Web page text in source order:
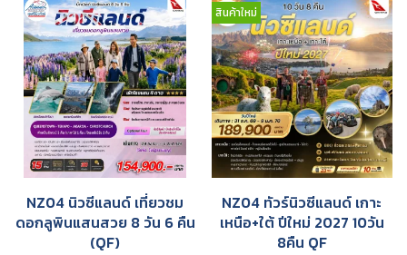
NZ04 นิวซีแลนด์ เที่ยวชม
ดอกลูพินแสนสวย 8 วัน 6 คืน
(QF)
สินค้าใหม่
NZ04 ทัวร์นิวซีแลนด์ เกาะ
เหนือ+ใต้ ปีใหม่ 2027 10วัน
8คืน QF